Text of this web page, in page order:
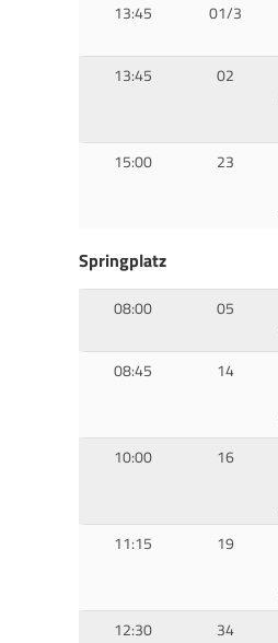
13:45 01/3
13:45 02
15:00 23
Springplatz
08:00 05
08:45 14
10:00 16
11:15 19
12:30 34